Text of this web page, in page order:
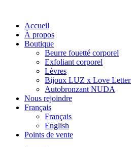
Accueil
À propos
Boutique
Beurre fouetté corporel
Exfoliant corporel
Lèvres
Bijoux LUZ x Love
Autobronzant NUDA
Nous rejoindre
Français
Français
English
Points de vente